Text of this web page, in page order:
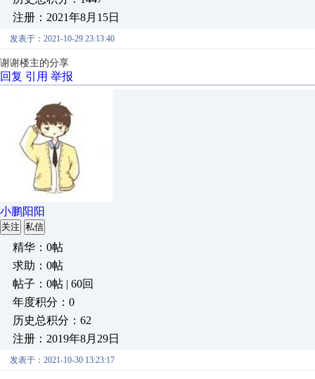
注册：2021年8月15日
发表于：2021-10-29 23:13:40
谢谢楼主的分享
回复 引用 举报
小鹏阳阳
关注 私信
精华：0帖
求助：0帖
帖子：0帖 | 60回
年度积分：0
历史总积分：62
注册：2019年8月29日
发表于：2021-10-30 13:23:17